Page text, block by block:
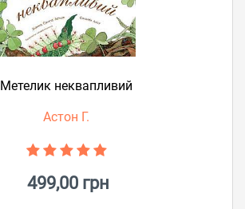
Метелик неквапливий
Астон Г.
499,00 грн